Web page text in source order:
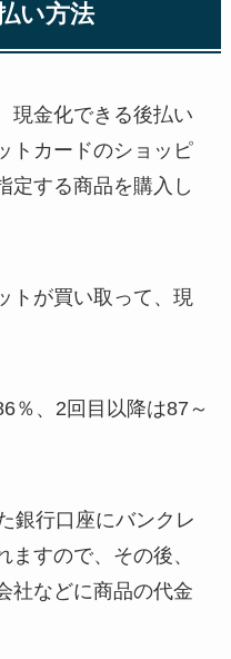
い方法
現金化できる後払い
トカードのショッピ
定する商品を購入し
トが買い取って、現
％、2回目以降は87～
銀行口座にバンクレ
すので、その後、
社などに商品の代金